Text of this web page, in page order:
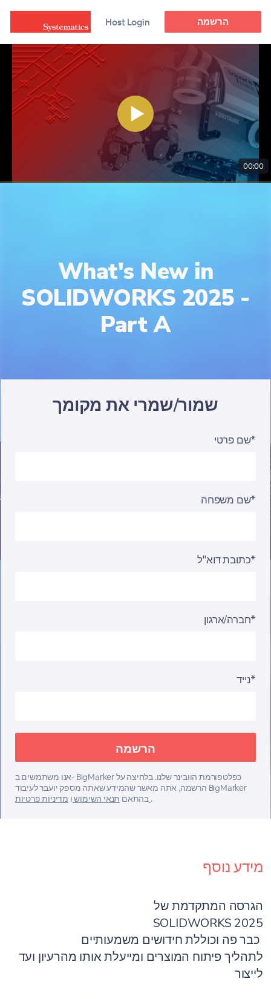
Host Login הרשמה
00:00
What's New in
SOLIDWORKS 2025 -
Part A
שמור/שמרי את מקומך
שם פרטי*
שם משפחה*
כתובת דוא"ל*
חברה/ארגון*
נייד*
אנו משתמשים ב- BigMarker כפלטפורמת הוובינר שלנו. בלחיצה על
הרשמה, אתה מאשר שהמידע שאתה מספק יועבר לעיבוד BigMarker
בהתאם תנאי השימושו .
מידע נוסף
הגרסה המתקדמת של
SOLIDWORKS 2025
לתהליך פיתוח המוצרים ומייעלת אותו מהרעיון ועד
לייצור